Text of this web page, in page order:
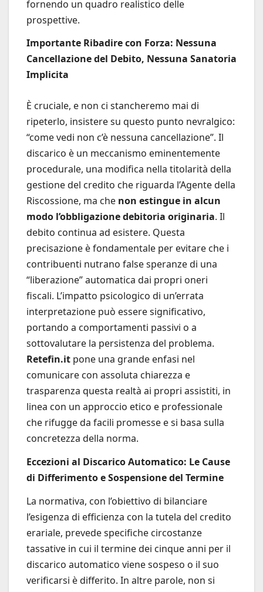
fornendo un quadro realistico delle
prospettive.
Importante Ribadire con Forza: Nessuna
Cancellazione del Debito, Nessuna Sanatoria
Implicita
È cruciale, e non ci stancheremo mai di
ripeterlo, insistere su questo punto nevralgico:
“come vedi non c’è nessuna cancellazione”. Il
discarico è un meccanismo eminentemente
procedurale, una modifica nella titolarità della
gestione del credito che riguarda l’Agente della
Riscossione, ma che non estingue in alcun
modo l’obbligazione debitoria originaria. Il
debito continua ad esistere. Questa
precisazione è fondamentale per evitare che i
contribuenti nutrano false speranze di una
“liberazione” automatica dai propri oneri
fiscali. L’impatto psicologico di un’errata
interpretazione può essere significativo,
portando a comportamenti passivi o a
sottovalutare la persistenza del problema.
Retefin.it pone una grande enfasi nel
comunicare con assoluta chiarezza e
trasparenza questa realtà ai propri assistiti, in
linea con un approccio etico e professionale
che rifugge da facili promesse e si basa sulla
concretezza della norma.
Eccezioni al Discarico Automatico: Le Cause
di Differimento e Sospensione del Termine
La normativa, con l’obiettivo di bilanciare
l’esigenza di efficienza con la tutela del credito
erariale, prevede specifiche circostanze
tassative in cui il termine dei cinque anni per il
discarico automatico viene sospeso o il suo
verificarsi è differito. In altre parole, non si